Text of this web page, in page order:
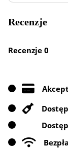
Recenzje
Recenzje 0